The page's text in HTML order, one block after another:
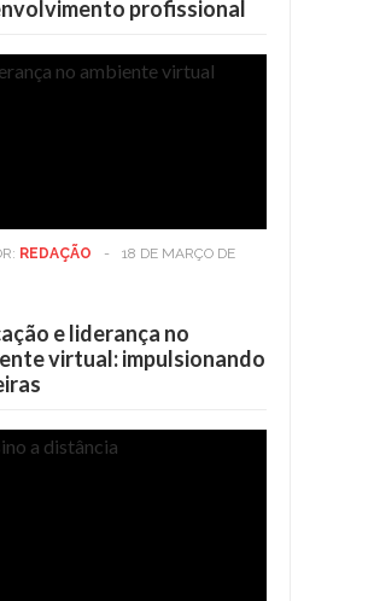
profissional
REDAÇÃO -
18 DE MARÇO DE
e liderança no
virtual: impulsionando